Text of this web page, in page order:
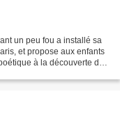
un peu fou a installé sa
et propose aux enfants
à la découverte du